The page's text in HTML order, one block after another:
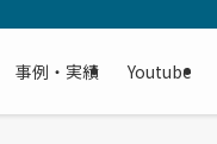
事例・実績 Youtube